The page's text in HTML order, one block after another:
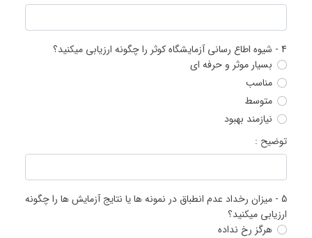
4 -
شیوه اطاع رسانی آزمایشگاه کوثر را چگونه ارزیابی میکنید؟
بسیار موثر و حرفه ای
مناسب
متوسط
نیازمند بهبود
توضیح :
5 - میزان رخداد عدم انطباق در نمونه ها یا نتایج آزمایش ها را چگونه
ارزیابی میکنید؟
هرگز رخ نداده